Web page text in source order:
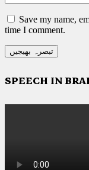
Save my name,
time I comment.
SPEECH IN